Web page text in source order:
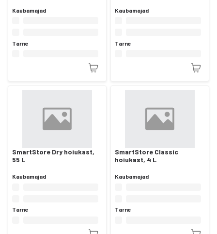
Kaubamajad
Tarne
Kaubamajad
Tarne
SmartStore Dry hoiukast,
55 L
Kaubamajad
Tarne
SmartStore Classic
hoiukast, 4 L
Kaubamajad
Tarne